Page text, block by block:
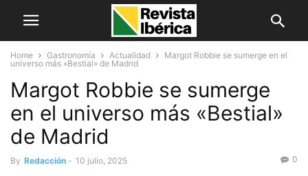
Home Gastronomía Actualidad
Margot Robbie se sumerge en el
universo más «Bestial» de Madrid
Margot Robbie se sumerge
en el universo más «Bestial»
de Madrid
By Redacción - 10 julio, 2025 0